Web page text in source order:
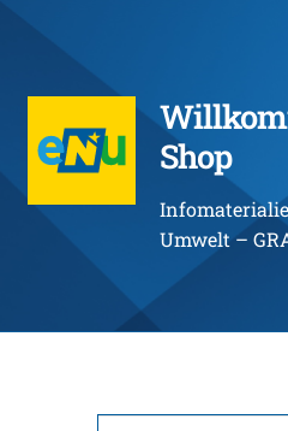
Shop
Umwelt –